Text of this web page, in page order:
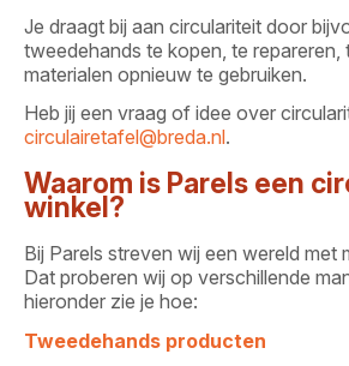
Je draagt bij aan circulariteit door
tweedehands te kopen, te repareren,
materialen opnieuw te gebruiken.
Heb jij een vraag of idee over
circulairetafel@breda.nl.
Waarom is Parels een
winkel?
Bij Parels streven wij een wereld met
Dat proberen wij op verschillende
hieronder zie je hoe:
Tweedehands producten